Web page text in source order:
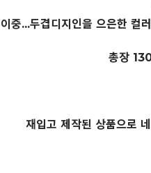
이중...두겹디지인을 으은한 컬
총장
재입고 제작된 상품으로